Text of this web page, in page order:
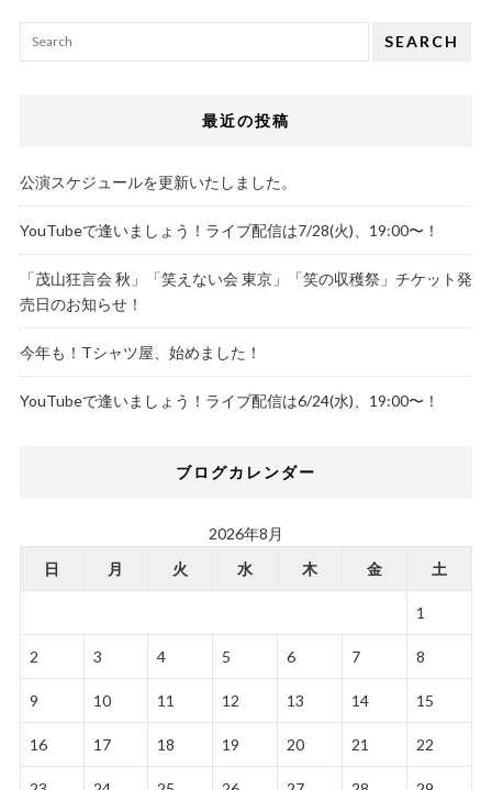
SEARCH
最近の投稿
公演スケジュールを更新いたしました。
YouTubeで逢いましょう！ライブ配信は7/28(火)、19:00〜！
「茂山狂言会 秋」「笑えない会 東京」「笑の収穫祭」チケット発
売日のお知らせ！
今年も！Tシャツ屋、始めました！
YouTubeで逢いましょう！ライブ配信は6/24(水)、19:00〜！
ブログカレンダー
2026年8月
日
月 火 水 木 金 土
1
2 3 4 5 6 7 8
9 10 11 12 13 14 15
16 17 18 19 20 21 22